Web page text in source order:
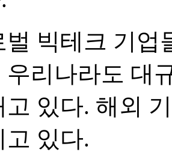
벌 빅테크 기
우리나라도 대
고 있다. 해외
고 있다.